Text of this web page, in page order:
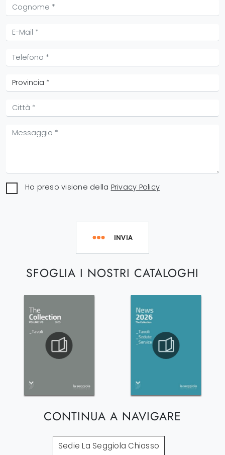
SFOGLIA I NOSTRI CATALOGHI
CONTINUA A NAVIGARE
Sedie La Seggiola Chiasso
Ho preso visione della Privacy Policy
INVIA